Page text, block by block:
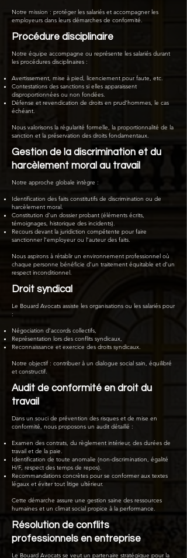
Notre mission : protéger les salariés et accompagner les
employeurs dans leurs démarches de conformité.
Procédure disciplinaire
Notre équipe accompagne ou représente les salariés durant
les procédures disciplinaires :
Avertissement, mise à pied, licenciement pour faute, etc.
Contestations des sanctions si elles apparaissent
disproportionnées ou non fondées.
Défense et revendication de droits en prud’hommes, le cas
échéant.
Nous valorisons la régularité formelle, la proportionnalité de la
sanction et la préservation des droits fondamentaux.
Gestion de la discrimination et du
harcèlement moral au travail
Notre approche globale intègre :
Identification des faits constitutifs de discrimination ou de
harcèlement moral.
Constitution d’un dossier probant (éléments écrits,
témoignages, historique des incidents).
Recours devant la juridiction compétente pour faire
sanctionner l’employeur ou l’auteur des faits.
Nous aspirons à rétablir un environnement professionnel où
chaque personne bénéficie d’un traitement équitable et d’un
respect inconditionnel.
Droit syndical
Le Bouard Avocats assiste les organisations ou les salariés pour
:
Négociation d’accords collectifs,
Représentation lors des conflits syndicaux,
Reconnaissance et exercice des droits syndicaux.
Notre objectif : contribuer à un dialogue social sain, équilibré
et constructif.
Audit de conformité en droit du
travail
Dans un souci de prévention des risques et de mise en
conformité, nous proposons un audit détaillé :
Examen des contrats, du règlement intérieur, des durées de
travail et de la paie.
Identification de toute anomalie (non-discrimination, égalité
H/F, respect des temps de repos).
Recommandations concrètes pour se conformer aux textes
légaux et éviter tout litige ultérieur.
Cette démarche assure une gestion saine des ressources
humaines et un climat social propice à la performance.
Résolution de conflits
professionnels en entreprise
Le Bouard Avocats se veut un partenaire stratégique pour la